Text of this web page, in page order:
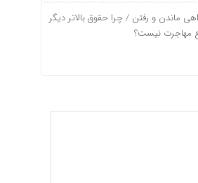
ماندن و رفتن / چرا حقوق بالاتر دیگر
مهاجرت نیست؟